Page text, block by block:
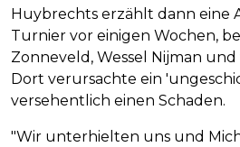
Huybrechts erzählt dann eine
Turnier vor einigen Wochen,
Zonneveld, Wessel Nijman
Dort verursachte ein
versehentlich einen Schaden.
"Wir unterhielten uns und